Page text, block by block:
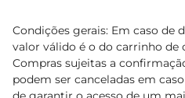
Condições gerais: Em caso de
valor válido é o do carrinho de
Compras sujeitas a
podem ser canceladas em